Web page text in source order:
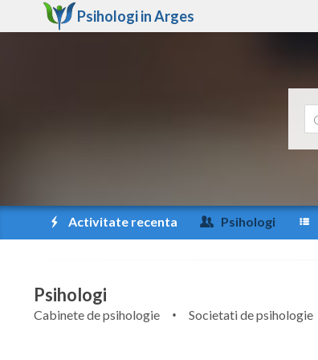
Psihologi inArges
Activitate recenta Psihologi
Psihologi
Cabinete de psihologie Societati de psihologie